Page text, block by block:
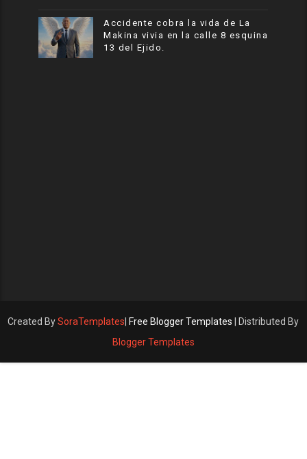
Accidente cobra la vida de La
Makina vivia en la calle 8 esquina
13 del Ejido.
Created BySoraTemplates Free Blogger Templates | Distributed By
Blogger Templates